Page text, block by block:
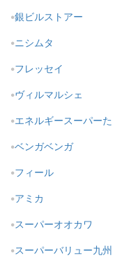
銀ビルストアー
ニシムタ
フレッセイ
ヴィルマルシェ
エネルギースーパー
ベンガベンガ
フィール
アミカ
スーパーオオカワ
スーパーバリュー九州